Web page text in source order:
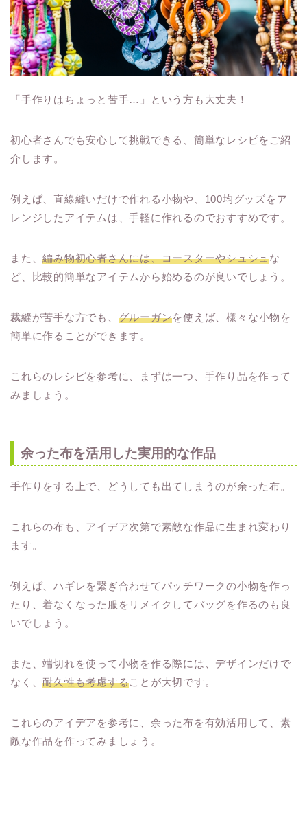
「手作りはちょっと苦手…」という方も大丈夫！
初心者さんでも安心して挑戦できる、簡単なレシピをご紹
介します。
例えば、直線縫いだけで作れる小物や、100均グッズをア
レンジしたアイテムは、手軽に作れるのでおすすめです。
また、編み物初心者さんには、コースターやシュシュな
ど、比較的簡単なアイテムから始めるのが良いでしょう。
裁縫が苦手な方でも、 グルーガンを使えば、様々な小物を
簡単に作ることができます。
これらのレシピを参考に、まずは一つ、手作り品を作って
みましょう。
余った布を活用した実用的な作品
手作りをする上で、どうしても出てしまうのが余った布。
これらの布も、アイデア次第で素敵な作品に生まれ変わり
ます。
例えば、ハギレを繋ぎ合わせてパッチワークの小物を作っ
たり、着なくなった服をリメイクしてバッグを作るのも良
いでしょう。
また、端切れを使って小物を作る際には、デザインだけで
なく、耐久性も考慮することが大切です。
これらのアイデアを参考に、余った布を有効活用して、素
敵な作品を作ってみましょう。